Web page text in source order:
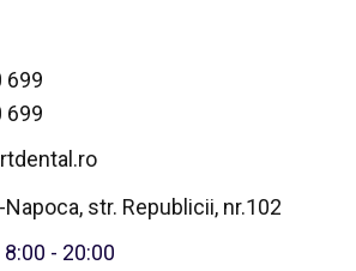
699
699
str. Republicii, nr.102
- 20:00